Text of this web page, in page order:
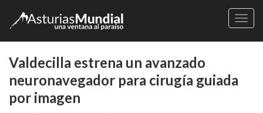
Valdecilla estrena un avanzado
neuronavegador para cirugía guiada
por imagen